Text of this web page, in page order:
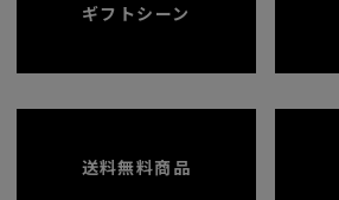
ギフトシーン
送料無料商品